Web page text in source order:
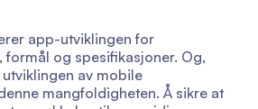
app-utviklingen for
formål og spesifikasjoner. Og,
av mobile
mangfoldigheten. Å sikre at